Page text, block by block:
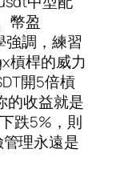
幣盈
強調，練習
槓桿的威力
開5倍槓
的收益就是
跌5%，則
理永遠是